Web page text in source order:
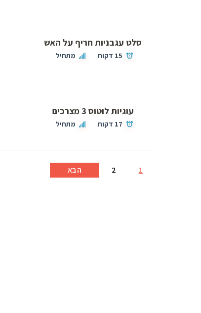
סלט עגבניות חריף על האש
15 דקות מתחיל
עוגיות לוטוס 3 מצרכים
17 דקות מתחיל
1
2 הבא